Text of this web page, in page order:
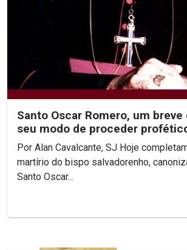
Santo Oscar Romero, um breve
seu modo de proceder
reconciliador.
Por Alan Cavalcante, SJ Hoje completam-se 45 anos do
martírio do bispo salvadorenho,
Santo Oscar...